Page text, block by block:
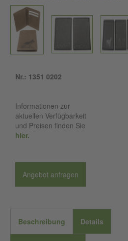
Nr.: 1351 0202
Informationen zur
aktuellen Verfügbarkeit
und Preisen finden Sie
hier.
Angebot anfragen
Beschreibung Details